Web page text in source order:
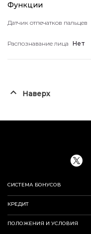
Функции
Датчик отпечатков пальцев
Распознавание лица Нет
Наверх
СИСТЕМА БОНУСОВ
КРЕДИТ
ПОЛОЖЕНИЯ И УСЛОВИЯ